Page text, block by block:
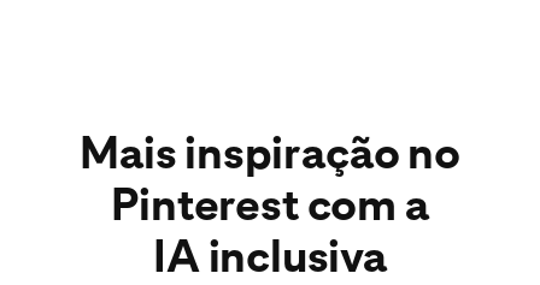
Mais inspiração no
Pinterest com a
IA inclusiva